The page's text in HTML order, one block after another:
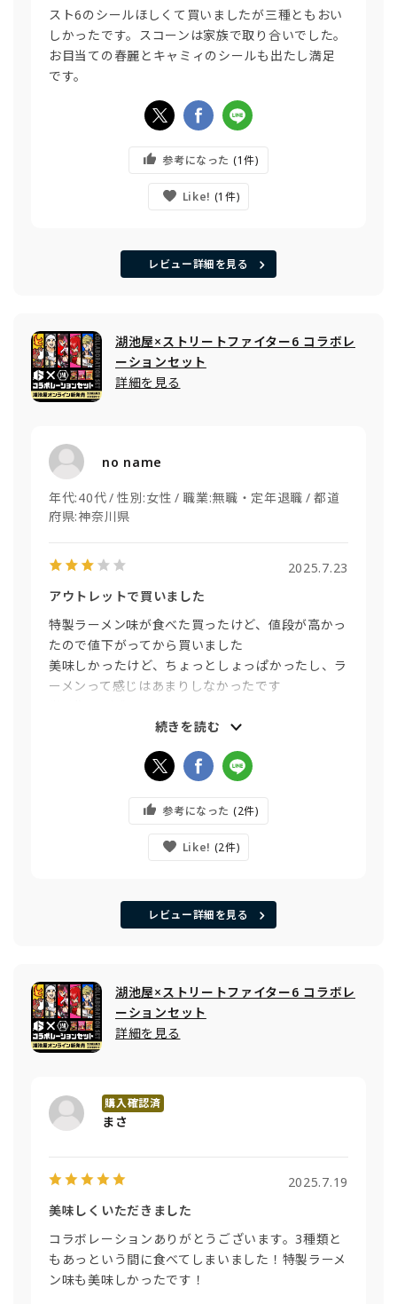
スト6のシールほしくて買いましたが三種ともおい
しかったです。スコーンは家族で取り合いでした。
お目当ての春麗とキャミィのシールも出たし満足
です。
参考になった 1
Like! 1
レビュー詳細を見る
湖池屋×ストリートファイター6 コラボレ
ーションセット
詳細を見る
no name
年代:40代 性別:女性 職業:無職・定年退職
都道
府県:神奈川県
2025.7.23
アウトレットで買いました
特製ラーメン味が食べた買ったけど、値段が高かっ
たので値下がってから買いました
美味しかったけど、ちょっとしょっぱかったし、ラ
ーメンって感じはあまりしなかったです
続きを読む
参考になった 2
Like! 2
レビュー詳細を見る
湖池屋×ストリートファイター6 コラボレ
ーションセット
詳細を見る
まさ
2025.7.19
美味しくいただきました
コラボレーションありがとうございます。3種類と
もあっという間に食べてしまいました！特製ラーメ
ン味も美味しかったです！